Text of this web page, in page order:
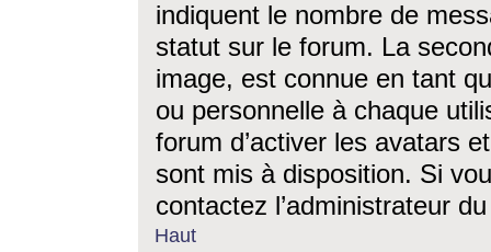
indiquent le nombre de
statut sur le forum. La
image, est connue en tant
ou personnelle à chaque
forum d’activer les avatars
sont mis à disposition. Si
contactez l’administrateur
Haut